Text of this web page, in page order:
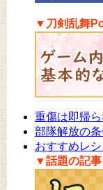
▼刀剣乱舞
重傷は即帰
部隊解放の
おすすめレシ
▼話題の記事